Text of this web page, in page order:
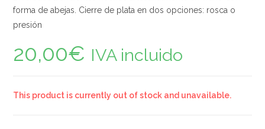
forma de abejas. Cierre de plata en dos opciones: rosca o
presión
20,00€ IVA incluido
This product is currently out of stock and unavailable.